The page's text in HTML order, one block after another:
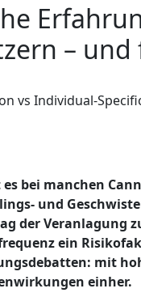
–
vs Individual-
bei manchen
und
der Veranlagung
ein
mit
einher.